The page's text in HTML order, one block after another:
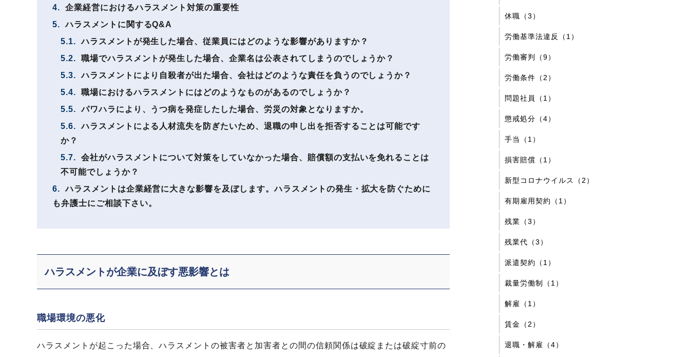
4.
企業経営におけるハラスメント対策の重要性
5. ハラスメントに関するQ&A
5.1. ハラスメントが発生した場合、従業員にはどのような影響がありますか？
5.2.
職場でハラスメントが発生した場合、企業名は公表されてしまうのでしょうか？
5.3. ハラスメントにより自殺者が出た場合、会社はどのような責任を負うのでしょうか？
5.4.
職場におけるハラスメントにはどのようなものがあるのでしょうか？
5.5. パワハラにより、うつ病を発症したした場合、労災の対象となりますか。
5.6. ハラスメントによる人材流失を防ぎたいため、退職の申し出を拒否することは可能です
か？
5.7.
会社がハラスメントについて対策をしていなかった場合、賠償額の支払いを免れることは
不可能でしょうか？
6. ハラスメントは企業経営に大きな影響を及ぼします。ハラスメントの発生・拡大を防ぐために
も弁護士にご相談下さい。
ハラスメントが企業に及ぼす悪影響とは
職場環境の悪化
ハラスメントが起こった場合、ハラスメントの被害者と加害者との間の信頼関係は破綻または破綻寸前の
休職（3）
労働基準法違反（1）
労働審判（9）
労働条件（2）
問題社員（1）
懲戒処分（4）
手当（1）
損害賠償（1）
新型コロナウイルス（2）
有期雇用契約（1）
残業（3）
残業代（3）
派遣契約（1）
裁量労働制（1）
解雇（1）
賃金（2）
退職・解雇（4）